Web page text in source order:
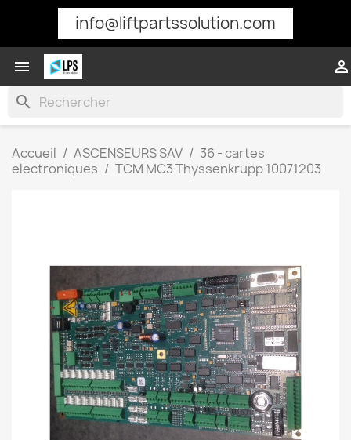
info@liftpartssolution.com


search
Accueil ASCENSEURS SAV
36 - cartes
electroniques
TCM MC3 Thyssenkrupp 10071203